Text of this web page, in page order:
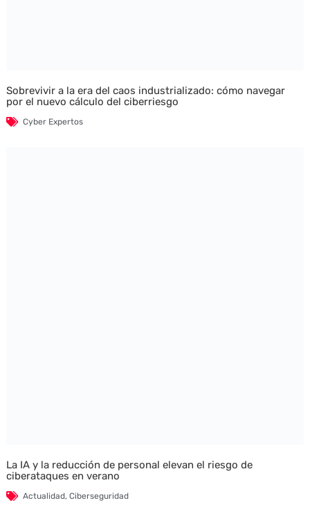
Sobrevivir a la era del caos industrializado: cómo navegar
por el nuevo cálculo del ciberriesgo
Cyber Expertos
La IA y la reducción de personal elevan el riesgo de
ciberataques en verano
Actualidad, Ciberseguridad